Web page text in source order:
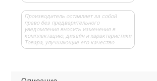
Производитель оставляет за собой
право без предварительного
уведомления вносить изменения в
комплектацию, дизайн и характеристики
Товара, улучшающие его качество